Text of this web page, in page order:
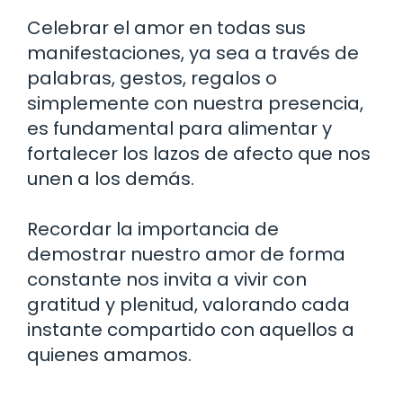
Celebrar el amor en todas sus
manifestaciones, ya sea a través de
palabras, gestos, regalos o
simplemente con nuestra presencia,
es fundamental para alimentar y
fortalecer los lazos de afecto que nos
unen a los demás.
Recordar la importancia de
demostrar nuestro amor de forma
constante nos invita a vivir con
gratitud y plenitud, valorando cada
instante compartido con aquellos a
quienes amamos.